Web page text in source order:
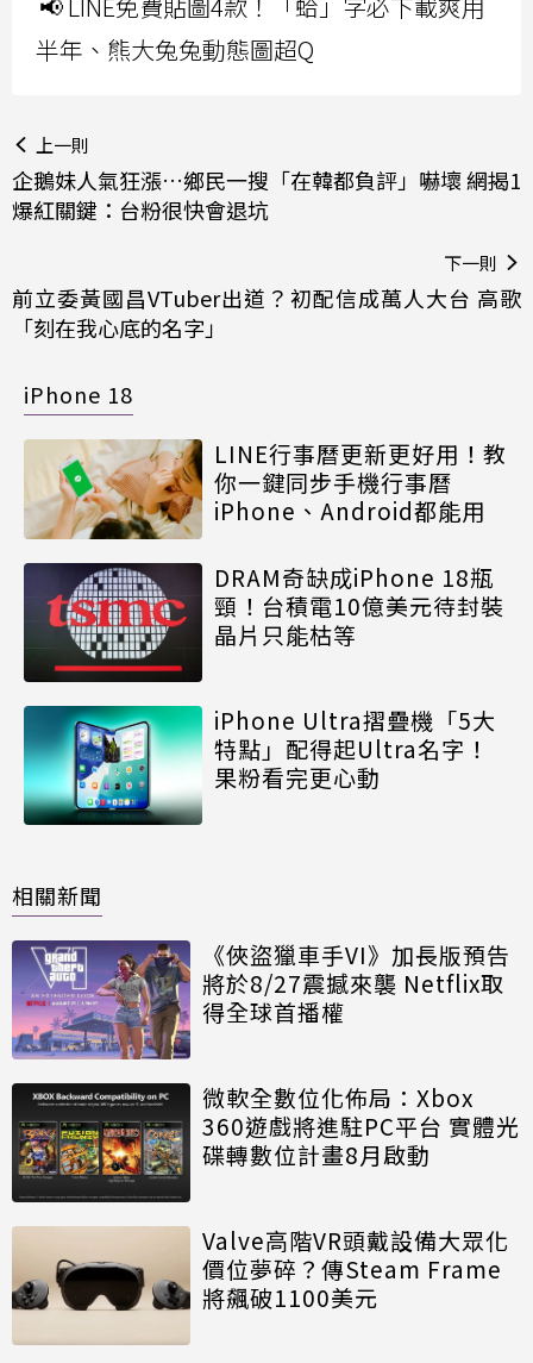
半年、熊大兔兔動態圖超Q
上一則
企鵝妹人氣狂漲…鄉民一搜「在韓都負評」嚇壞 網揭1
爆紅關鍵：台粉很快會退坑
下一則
前立委黃國昌VTuber出道？初配信成萬人大台 高歌
「刻在我心底的名字」
iPhone 18
LINE行事曆更新更好用！教
你一鍵同步手機行事曆
iPhone、Android都能用
DRAM奇缺成iPhone 18瓶
頸！台積電10億美元待封裝
晶片只能枯等
iPhone Ultra摺疊機「5大
特點」配得起Ultra名字！
果粉看完更心動
相關新聞
《俠盜獵車手VI》加長版預告
將於8/27震撼來襲 Netflix取
得全球首播權
微軟全數位化佈局：Xbox
360遊戲將進駐PC平台 實體光
碟轉數位計畫8月啟動
Valve高階VR頭戴設備大眾化
價位夢碎？傳Steam Frame
將飆破1100美元